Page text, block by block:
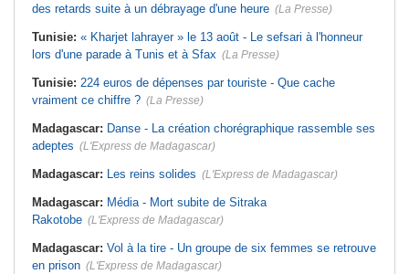
des retards suite à un débrayage d'une heure (La Presse)
Tunisie: « Kharjet lahrayer » le 13 août - Le sefsari à l'honneur
lors d'une parade à Tunis et à Sfax (La Presse)
Tunisie: 224 euros de dépenses par touriste - Que cache
vraiment ce chiffre ? (La Presse)
Madagascar: Danse - La création chorégraphique rassemble ses
adeptes (L'Express de Madagascar)
Madagascar: Les reins solides (L'Express de Madagascar)
Madagascar: Média - Mort subite de Sitraka
Rakotobe (L'Express de Madagascar)
Madagascar: Vol à la tire - Un groupe de six femmes se retrouve
en prison (L'Express de Madagascar)